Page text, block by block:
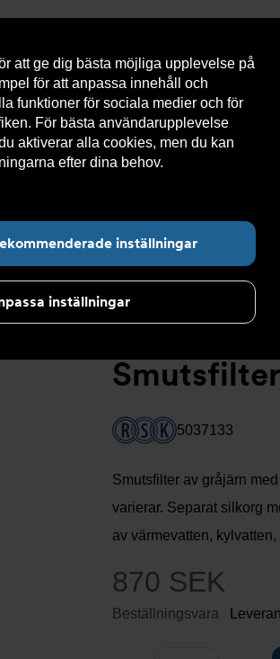
att ge dig bästa möjliga upplevelse på
för att anpassa innehåll och
funktioner för sociala medier och för
För bästa användarupplevelse
aktiverar alla cookies, men du kan
efter dina behov.
inställningar
inställningar
Hållbarhet Kontakta oss Kundservice
Hitta det du letar
5037133
Smutsfilter av gråjärn
varierar. Separat silkorg
av värmevatten,
870 SEK
Beställningsvara